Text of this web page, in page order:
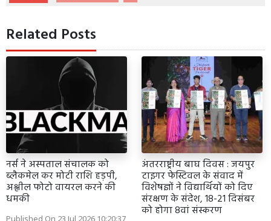
Related Posts
नर्स ने अस्पताल संचालक को
ब्लैकमेल कर मोटी राशि हड़पी,
अश्लील फोटो वायरल करने की
धमकी
Published On 23 Jul 2026 10:20:37
अंतरराष्ट्रीय बाघ दिवस : जयपुर
टाइगर फेस्टिवल के संवाद में
विशेषज्ञों ने विद्यार्थियों को दिए
संरक्षण के संदेश, 18-21 दिसंबर
को होगा 8वां संस्करण